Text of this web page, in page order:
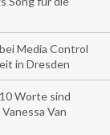
Media Control
in Dresden
Worte sind
Van